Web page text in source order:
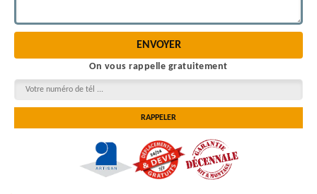
On vous rappelle gratuitement